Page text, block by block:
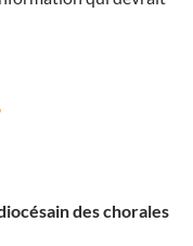
des chorales